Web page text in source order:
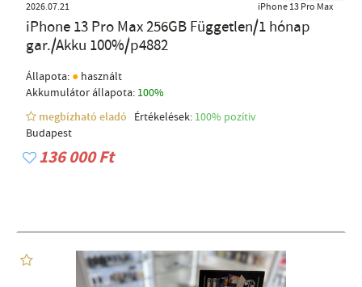
2026.07.21
iPhone 13 Pro Max
iPhone 13 Pro Max 256GB Független/1 hónap
gar./Akku 100%/p4882
Állapota: ● használt
Akkumulátor állapota: 100%
megbízható eladó
Értékelések: 100% pozítiv
Budapest
136 000 Ft